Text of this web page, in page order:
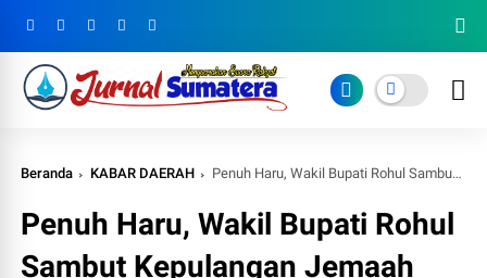
Beranda KABAR DAERAH Penuh Haru, Wakil Bupati Rohul Sambut Kepulangan Jemaah Haji Kloter 8
Penuh Haru, Wakil Bupati Rohul
Sambut Kepulangan Jemaah